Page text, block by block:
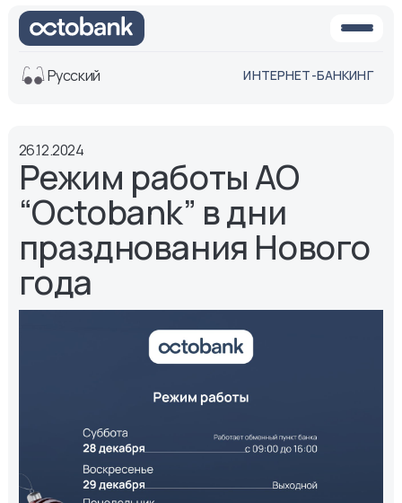
Обычная
версия
белая
версия
Озвучить
Размер шрифта
Aa -
Русский ИНТЕРНЕТ-БАНКИНГ
26.12.2024
Режим работы АО
“Octobank” в дни
празднования Нового
года